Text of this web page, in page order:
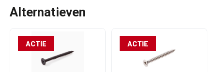
Alternatieven
ACTIE ACTIE